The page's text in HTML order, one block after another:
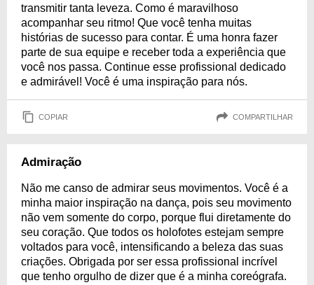
transmitir tanta leveza. Como é maravilhoso
acompanhar seu ritmo! Que você tenha muitas
histórias de sucesso para contar. É uma honra fazer
parte de sua equipe e receber toda a experiência que
você nos passa. Continue esse profissional dedicado
e admirável! Você é uma inspiração para nós.
COPIAR COMPARTILHAR
Admiração
Não me canso de admirar seus movimentos. Você é a
minha maior inspiração na dança, pois seu movimento
não vem somente do corpo, porque flui diretamente do
seu coração. Que todos os holofotes estejam sempre
voltados para você, intensificando a beleza das suas
criações. Obrigada por ser essa profissional incrível
que tenho orgulho de dizer que é a minha coreógrafa.